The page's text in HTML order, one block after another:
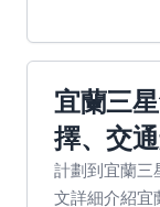
宜蘭三
擇、交
計劃到宜蘭三
文詳細介紹宜